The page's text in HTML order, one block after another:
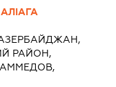
РАЙОН,